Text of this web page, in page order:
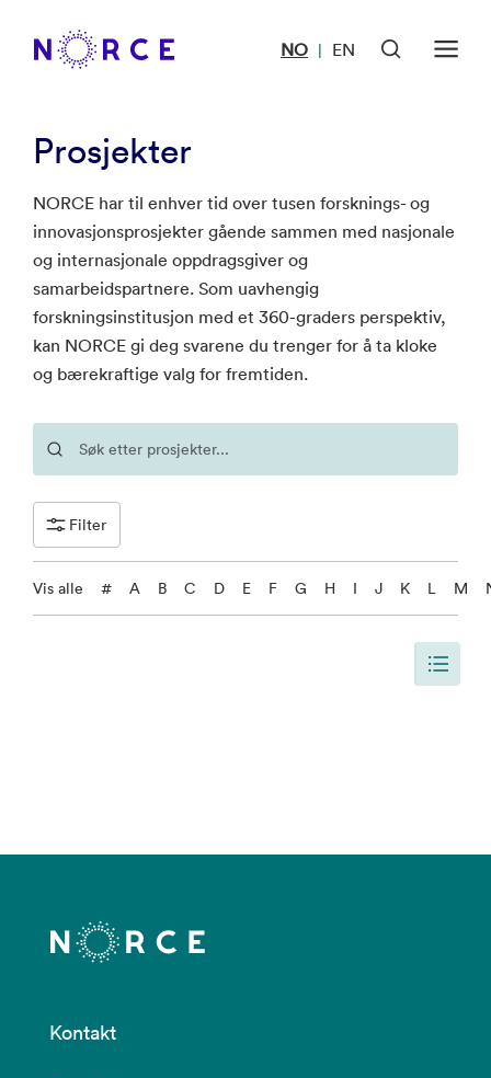
NO | EN
Prosjekter
NORCE har til enhver tid over tusen forsknings- og
innovasjonsprosjekter gående sammen med nasjonale
og internasjonale oppdragsgiver og
samarbeidspartnere. Som uavhengig
forskningsinstitusjon med et 360-graders perspektiv,
kan NORCE gi deg svarene du trenger for å ta kloke
og bærekraftige valg for fremtiden.
Filter
Vis alle # A B C D E F G H I J K L M
Kontakt